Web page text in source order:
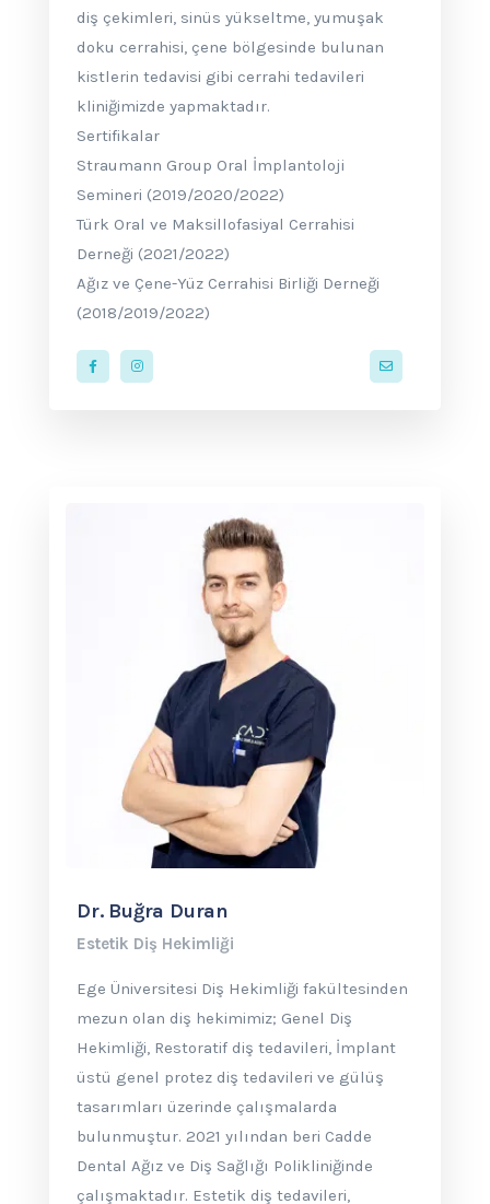
diş çekimleri, sinüs yükseltme, yumuşak
doku cerrahisi, çene bölgesinde bulunan
kistlerin tedavisi gibi cerrahi tedavileri
kliniğimizde yapmaktadır.
Sertifikalar
Straumann Group Oral İmplantoloji
Semineri (2019/2020/2022)
Türk Oral ve Maksillofasiyal Cerrahisi
Derneği (2021/2022)
Ağız ve Çene-Yüz Cerrahisi Birliği Derneği
(2018/2019/2022)
Dr. Buğra Duran
Estetik Diş Hekimliği
Ege Üniversitesi Diş Hekimliği fakültesinden
mezun olan diş hekimimiz; Genel Diş
Hekimliği, Restoratif diş tedavileri, İmplant
üstü genel protez diş tedavileri ve gülüş
tasarımları üzerinde çalışmalarda
bulunmuştur. 2021 yılından beri Cadde
Dental Ağız ve Diş Sağlığı Polikliniğinde
çalışmaktadır. Estetik diş tedavileri,